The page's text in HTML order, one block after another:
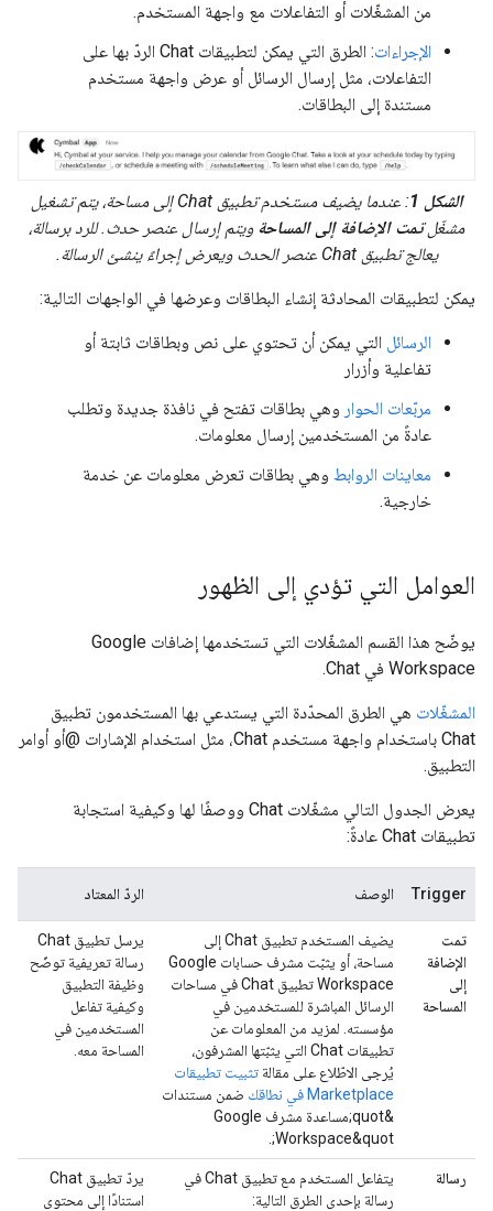
من المشغّلات أو التفاعلات مع واجهة المستخدم.
الإجراءات
: الطرق التي يمكن لتطبيقات Chat الردّ بها على
التفاعلات، مثل إرسال الرسائل أو عرض واجهة مستخدم
مستندة إلى البطاقات.
الشكل 1
: عندما يضيف مستخدم تطبيق Chat إلى مساحة، يتم تشغيل
مشغّلتمت الإضافة إلى المساحة ويتم إرسال عنصر حدث. للرد برسالة،
يعالج تطبيق Chat عنصر الحدث ويعرض إجراءً ينشئ الرسالة.
يمكن لتطبيقات المحادثة إنشاء البطاقات وعرضها في الواجهات التالية:
الرسائل التي يمكن أن تحتوي على نص وبطاقات ثابتة أو
تفاعلية وأزرار
مربّعات الحوار وهي بطاقات تفتح في نافذة جديدة وتطلب
عادةً من المستخدمين إرسال معلومات.
معاينات الروابط وهي بطاقات تعرض معلومات عن خدمة
خارجية.
العوامل التي تؤدي إلى الظهور
يوضّح هذا القسم المشغّلات التي تستخدمها إضافات Google
Workspace في Chat.
المشغّلات هي الطرق المحدّدة التي يستدعي بها المستخدمون تطبيق
Chat باستخدام واجهة مستخدم Chat، مثل استخدام الإشارات @أو أوامر
التطبيق.
يعرض الجدول التالي مشغّلات Chat ووصفًا لها وكيفية استجابة
تطبيقات Chat عادةً:
Trigger الوصف الردّ المعتاد
تمت
الإضافة
إلى
المساحة
يضيف المستخدم تطبيق Chat إلى
مساحة، أو يثبّت مشرف حسابات Google
Workspace تطبيق Chat في مساحات
الرسائل المباشرة للمستخدمين في
مؤسسته. لمزيد من المعلومات عن
تطبيقات Chat التي يثبّتها المشرفون،
يُرجى الاطّلاع على مقالة تثبيت تطبيقات
Marketplace في نطاقك
ضمن مستندات
&quot;مساعدة مشرف Google
Workspace&quot;.
يرسل تطبيق Chat
رسالة تعريفية توضّح
وظيفة التطبيق
وكيفية تفاعل
المستخدمين في
المساحة معه.
رسالة
يتفاعل المستخدم مع تطبيق Chat في
رسالة بإحدى الطرق التالية:
يردّ تطبيق Chat
استنادًا إلى محتوى